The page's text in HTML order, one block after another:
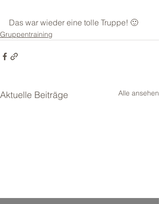
Das war wieder eine tolle Truppe! 🙂
Gruppentraining
Aktuelle Beiträge Alle ansehen